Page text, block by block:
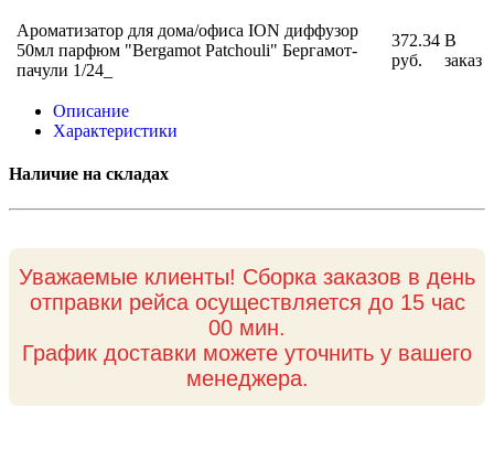
Ароматизатор для дома/офиса ION диффузор
50мл парфюм "Bergamot Patchouli" Бергамот-
пачули 1/24_
372.34
руб.
В
заказ
Описание
Характеристики
Наличие на складах
Уважаемые клиенты! Сборка заказов в день
отправки рейса осуществляется до 15 час
00 мин.
График доставки можете уточнить у вашего
менеджера.